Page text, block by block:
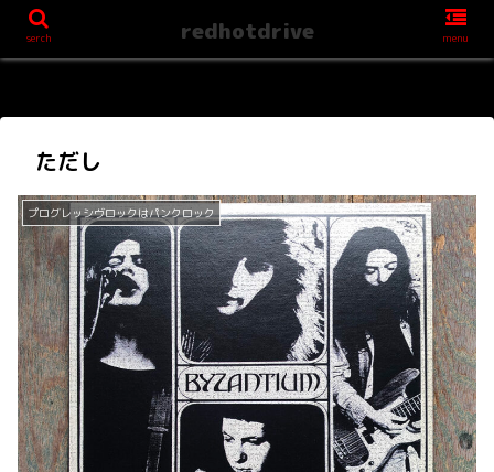
ただし
プログレッシヴロックはパンクロック
serch redhotdrive menu